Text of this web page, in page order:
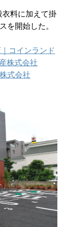
料に加えて掛
を開始した。
コインランド
株式会社
式会社